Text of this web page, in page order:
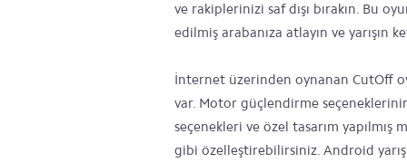
ve rakiplerinizi saf dışı bırakın. Bu
edilmiş arabanıza atlayın ve yarışın
İnternet üzerinden oynanan CutOff
var. Motor güçlendirme
seçenekleri ve özel tasarım yapılmış
gibi özelleştirebilirsiniz. Android yarış